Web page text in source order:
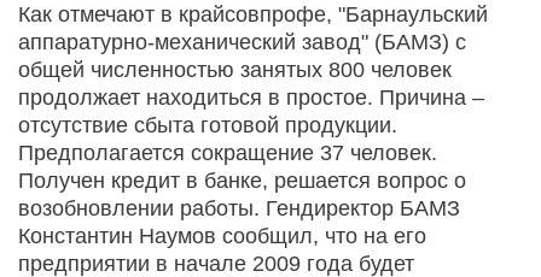
Как отмечают в крайсовпрофе, "Барнаульский
аппаратурно-механический завод" (БАМЗ) с
общей численностью занятых 800 человек
продолжает находиться в простое. Причина –
отсутствие сбыта готовой продукции.
Предполагается сокращение 37 человек.
Получен кредит в банке, решается вопрос о
возобновлении работы. Гендиректор БАМЗ
Константин Наумов сообщил, что на его
предприятии в начале 2009 года будет